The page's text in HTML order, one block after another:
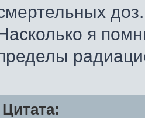
доз.
я
Цитата: